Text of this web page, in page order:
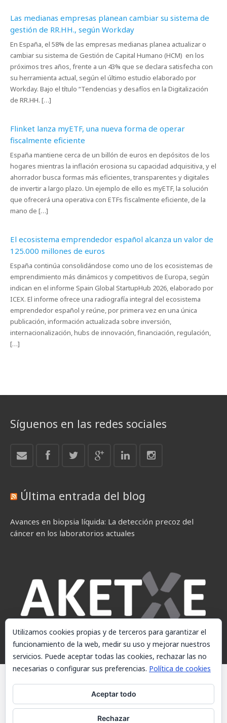
Las medianas empresas planean cambiar su sistema de
gestión de RR.HH., según Workday
En España, el 58% de las empresas medianas planea actualizar o
cambiar su sistema de Gestión de Capital Humano (HCM) en los
próximos tres años, frente a un 43% que se declara satisfecha con
su herramienta actual, según el último estudio elaborado por
Workday. Bajo el título “Tendencias y desafíos en la Digitalización
de RR.HH. […]
Flinket lanza myETF, una nueva forma de operar
fiscalmente eficiente
España mantiene cerca de un billón de euros en depósitos de los
hogares mientras la inflación erosiona su capacidad adquisitiva, y el
ahorrador busca formas más eficientes, transparentes y digitales
de invertir a largo plazo. Un ejemplo de ello es myETF, la solución
que ofrecerá una operativa con ETFs fiscalmente eficiente, de la
mano de […]
El ecosistema emprendedor español alcanza un valor de
125.000 millones de euros
España continúa consolidándose como uno de los ecosistemas de
emprendimiento más dinámicos y competitivos de Europa, según
indican en el informe Spain Global StartupHub 2026, elaborado por
ICEX. El informe ofrece una radiografía integral del ecosistema
emprendedor español y reúne, por primera vez en una única
publicación, información actualizada sobre inversión,
internacionalización, hubs de innovación, financiación, regulación,
[…]
Síguenos en las redes sociales
Última entrada del blog
Avances en biopsia líquida: La detección precoz del
cáncer en los laboratorios actuales
© AKETXE Consulting, S.L. - Este sitio web utiliza cookies, consulte
nuestra Política de cookies.
Utilizamos cookies propias y de terceros para garantizar el
funcionamiento de la web, medir su uso y mejorar nuestros
servicios. Puede aceptar todas las cookies, rechazar las no
necesarias o configurar sus preferencias. Política de cookies
Aceptar todo
Rechazar